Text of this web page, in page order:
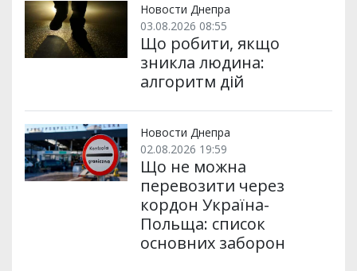
Новости Днепра
03.08.2026 08:55
Що робити, якщо
зникла людина:
алгоритм дій
Новости Днепра
02.08.2026 19:59
Що не можна
перевозити через
кордон Україна-
Польща: список
основних заборон